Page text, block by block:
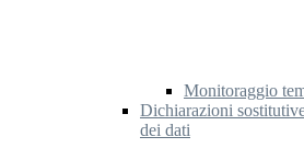
Monitoraggio
Dichiarazioni
dei dati